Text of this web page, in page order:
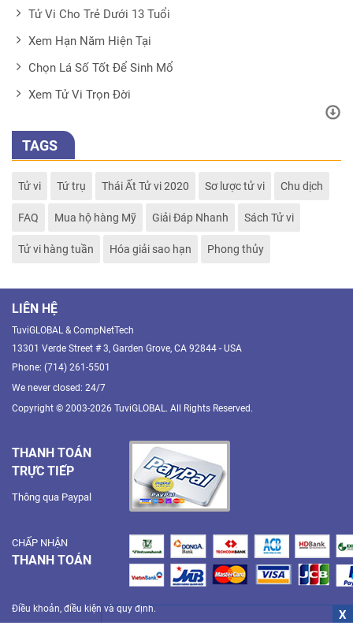
Tử Vi Cho Trẻ Dưới 13 Tuổi
Xem Hạn Năm Hiện Tại
Chọn Lá Số Tốt Để Sinh Mổ
Xem Tử Vi Trọn Đời
TAGS
Tử vi Tứ trụ Thái Ất Tử vi 2020 Sơ lược tử vi Chu dịch
FAQ Mua hộ hàng Mỹ Giải Đáp Nhanh Sách Tử vi
Tử vi hàng tuần Hóa giải sao hạn Phong thủy
LIÊN HỆ
TuviGLOBAL & CompNetTech
13301 Verde Street # 3, Garden Grove, CA 92844 - USA
Phone: (714) 261-5501
We never closed: 24/7
Copyright © 2003-2026 TuviGLOBAL. All Rights Reserved.
THANH TOÁN
TRỰC TIẾP
Thông qua Paypal
CHẤP NHẬN
THANH TOÁN
Điều khoản, điều kiện và quy định. X